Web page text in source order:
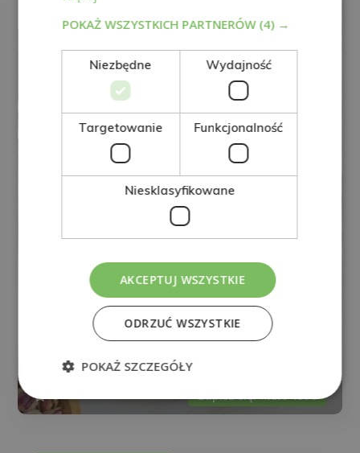
0 Zapisz się:1.920€ 480€
POKAŻ WSZYSTKICH PARTNERÓW (4) →
Niezbędne Wydajność
Targetowanie Funkcjonalność
Niesklasyfikowane
AKCEPTUJ WSZYSTKIE
ODRZUĆ WSZYSTKIE
POKAŻ SZCZEGÓŁY